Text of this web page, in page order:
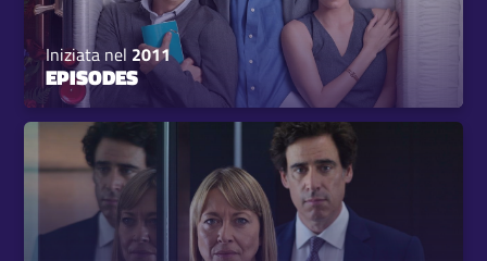
Iniziata nel 2011
EPISODES